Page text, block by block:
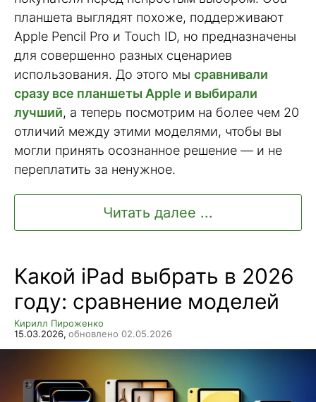
планшета выглядят похоже, поддерживают
Apple Pencil Pro и Touch ID, но предназначены
для совершенно разных сценариев
использования. До этого мы сравнивали
сразу все планшеты Apple и выбирали
лучший, а теперь посмотрим на более чем 20
отличий между этими моделями, чтобы вы
могли принять осознанное решение — и не
переплатить за ненужное.
Читать далее ...
Какой iPad выбрать в 2026
году: сравнение моделей
Кирилл Пироженко
15.03.2026, обновлено 02.05.2026